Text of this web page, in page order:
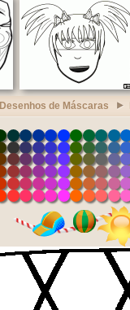
Desenhos de Máscaras